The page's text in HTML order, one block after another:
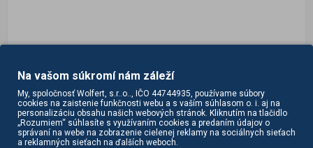
Na vašom súkromí nám záleží
My, spoločnosť Wolfert, s.r..o.., IČO 44744935, používame súbory
cookies na zaistenie funkčnosti webu a s vaším súhlasom o. i. aj na
personalizáciu obsahu našich webových stránok. Kliknutím na tlačidlo
„Rozumiem“ súhlasíte s využívaním cookies a predaním údajov o
správaní na webe na zobrazenie cielenej reklamy na sociálnych sieťach
a reklamných sieťach na ďalších weboch.